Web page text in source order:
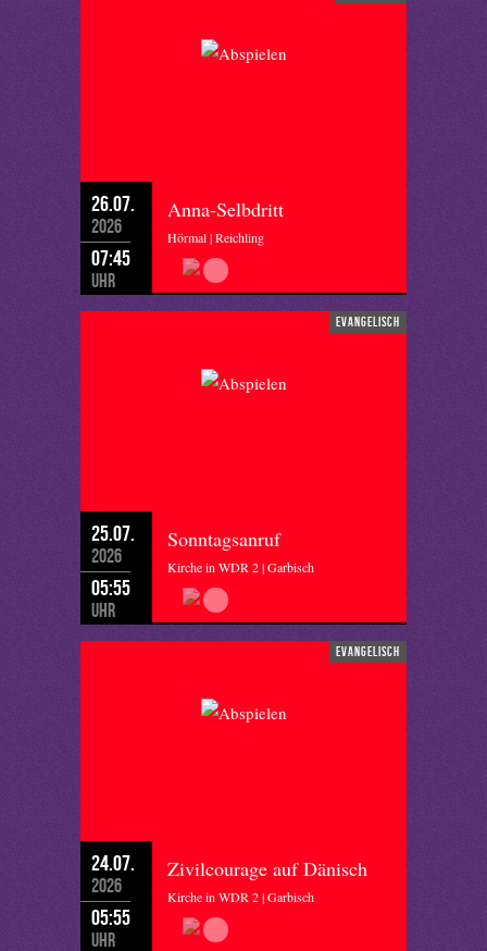
26.07.
2026
07:45
Uhr
Anna-Selbdritt
Hörmal | Reichling
evangelisch
25.07.
2026
05:55
Uhr
Sonntagsanruf
Kirche in WDR 2 | Garbisch
evangelisch
24.07.
2026
05:55
Uhr
Zivilcourage auf Dänisch
Kirche in WDR 2 | Garbisch